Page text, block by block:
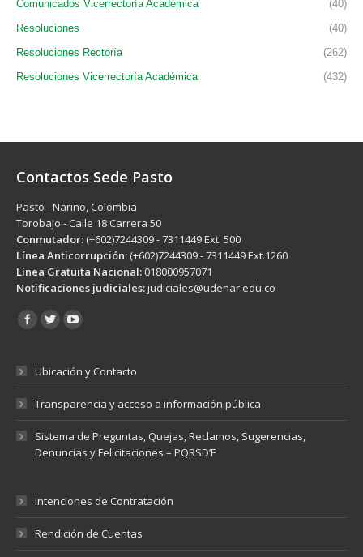
Comunicados Vicerrectoría Académica
(40)
Resoluciones
(40)
Resoluciones Rectoría
(262)
Resoluciones Vicerrectoría Académica
(432)
Contactos Sede Pasto
Pasto - Nariño, Colombia
Torobajo - Calle 18 Carrera 50
Conmutador: (+602)7244309 - 7311449 Ext. 500
Línea Anticorrupción: (+602)7244309 - 7311449 Ext.1260
Línea Gratuita Nacional: 018000957071
Notificaciones judiciales:judiciales@udenar.edu.co
Encuéntranos en:
Ubicación y Contacto
Transparencia y acceso a información pública
Sistema de Preguntas, Quejas, Reclamos, Sugerencias,
Denuncias y Felicitaciones – PQRSD’F
Intenciones de Contratación
Rendición de Cuentas